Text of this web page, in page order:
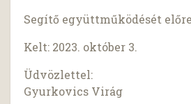
Segítő együttműködését
Kelt: 2023. október 3.
Üdvözlettel:
Gyurkovics Virág